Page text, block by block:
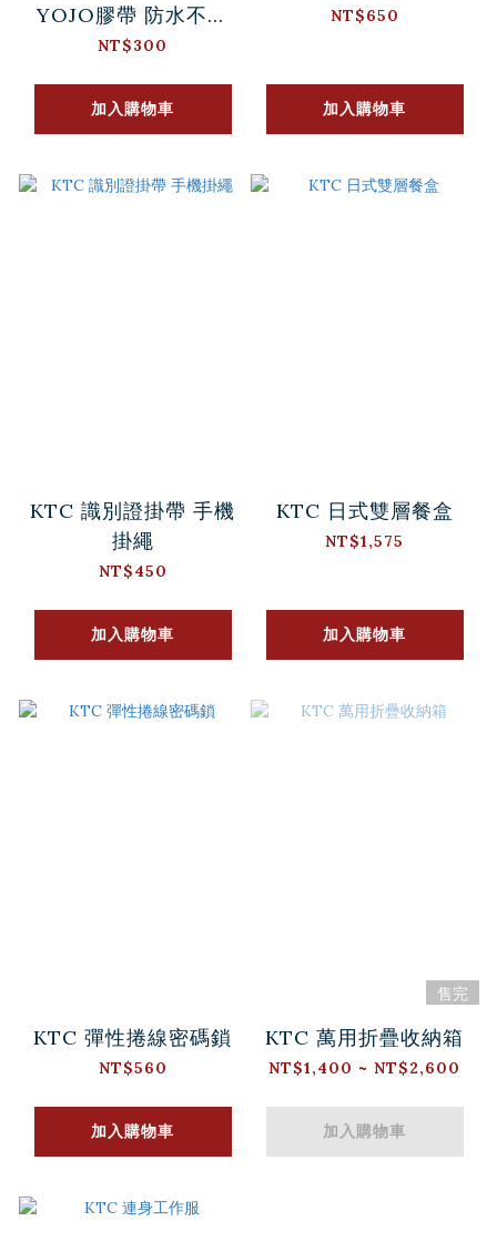
YOJO膠帶 防水不殘
膠
NT$300
加入購物車
NT$650
加入購物車
KTC 識別證掛帶 手機
掛繩
NT$450
加入購物車
KTC 日式雙層餐盒
NT$1,575
加入購物車
KTC 彈性捲線密碼鎖
NT$560
加入購物車
售完
KTC 萬用折疊收納箱
NT$1,400 ~ NT$2,600
加入購物車